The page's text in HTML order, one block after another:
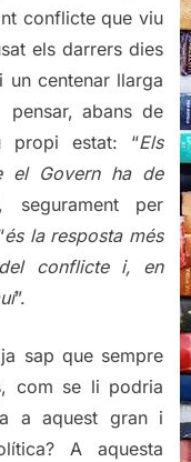
conflicte que viu
els darrers dies
un centenar llarga
abans de
propi estat: “Els
el Govern ha de
segurament per
és la resposta més
conflicte i, en
”.
sap que sempre
com se li podria
a aquest gran i
A aquesta